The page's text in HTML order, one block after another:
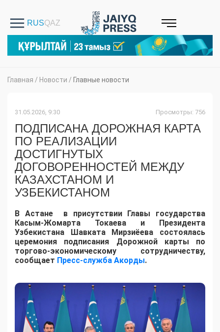
Главная / Новости / Главные новости
31.05.2026, 9:30 Просмотры: 756
ПОДПИСАНА ДОРОЖНАЯ КАРТА
ПО РЕАЛИЗАЦИИ
ДОСТИГНУТЫХ
ДОГОВОРЕННОСТЕЙ МЕЖДУ
КАЗАХСТАНОМ И
УЗБЕКИСТАНОМ
В Астане в присутствии Главы государства
Касым-Жомарта Токаева и Президента
Узбекистана Шавката Мирзиёева состоялась
церемония подписания Дорожной карты по
торгово-экономическому сотрудничеству,
сообщает Пресс-служба Акорды.